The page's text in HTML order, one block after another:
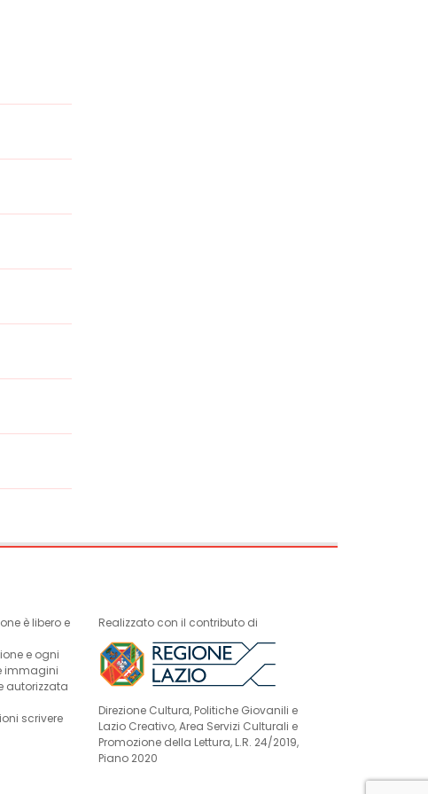
è libero e
e ogni
immagini
autorizzata
scrivere
Realizzato con il contributo di
Direzione Cultura, Politiche Giovanili e
Lazio Creativo, Area Servizi Culturali e
Promozione della Lettura, L.R. 24/2019,
Piano 2020